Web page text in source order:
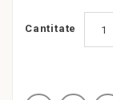
Cantitate